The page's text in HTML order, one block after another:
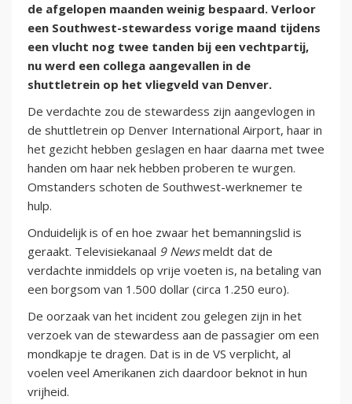
de afgelopen maanden weinig bespaard. Verloor
een Southwest-stewardess vorige maand tijdens
een vlucht nog twee tanden bij een vechtpartij,
nu werd een collega aangevallen in de
shuttletrein op het vliegveld van Denver.
De verdachte zou de stewardess zijn aangevlogen in
de shuttletrein op Denver International Airport, haar in
het gezicht hebben geslagen en haar daarna met twee
handen om haar nek hebben proberen te wurgen.
Omstanders schoten de Southwest-werknemer te
hulp.
Onduidelijk is of en hoe zwaar het bemanningslid is
geraakt. Televisiekanaal 9 Newsmeldt dat de
verdachte inmiddels op vrije voeten is, na betaling van
een borgsom van 1.500 dollar (circa 1.250 euro).
De oorzaak van het incident zou gelegen zijn in het
verzoek van de stewardess aan de passagier om een
mondkapje te dragen. Dat is in de VS verplicht, al
voelen veel Amerikanen zich daardoor beknot in hun
vrijheid.